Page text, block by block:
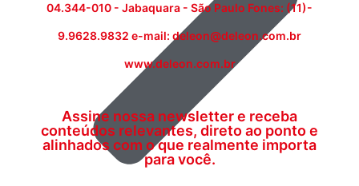
04.344-010 - Jabaquara - São Paulo Fones: (11)-
9.9628.9832 e-mail: deleon@deleon.com.br
www.deleon.com.br
Assine nossa newsletter e receba
conteúdos relevantes, direto ao ponto e
alinhados com o que realmente importa
para você.